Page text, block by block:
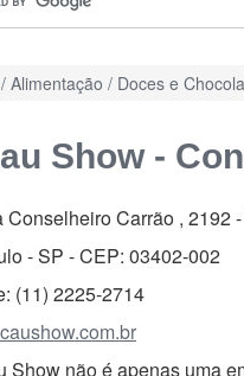
/ Alimentação / Doces e
Show -
Conselheiro Carrão , 2192-
- SP - CEP: 03402-002
(11) 2225-2714
Show não é apenas uma